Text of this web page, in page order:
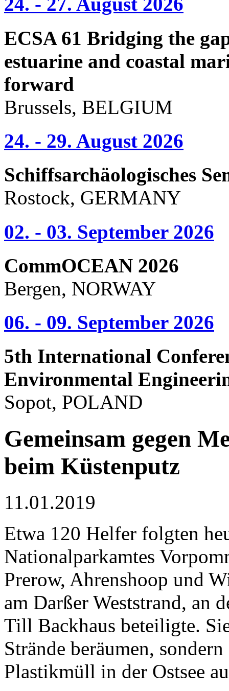
ECSA 61 Bridging the
estuarine and coastal
forward
Brussels, BELGIUM
24. - 29. August 2026
Schiffsarchäologisches
Rostock, GERMANY
02. - 03. September 2026
CommOCEAN 2026
Bergen, NORWAY
06. - 09. September 2026
5th International
Environmental
Sopot, POLAND
Gemeinsam gegen
beim Küstenputz
11.01.2019
Etwa 120 Helfer folgten
Nationalparkamtes
Prerow, Ahrenshoop und
am Darßer Weststrand, an
Till Backhaus beteiligte.
Strände beräumen,
Plastikmüll in der Ostsee